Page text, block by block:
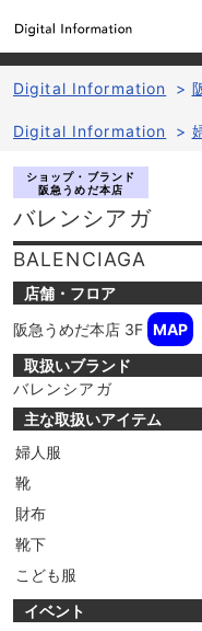
Digital Information >
Digital Information >
ショップ・ブランド
阪急うめだ本店
バレンシアガ
BALENCIAGA
店舗・フロア
阪急うめだ本店 3F MAP
取扱いブランド
バレンシアガ
主な取扱いアイテム
婦人服
靴
財布
靴下
こども服
イベント